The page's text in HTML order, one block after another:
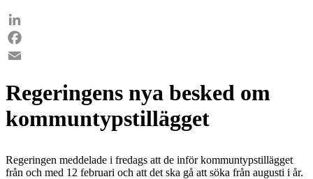
LinkedIn
Facebook
Regeringens nya besked om
kommuntypstillägget
Regeringen meddelade i fredags att de inför kommuntypstillägget
från och med 12 februari och att det ska gå att söka från augusti i år.